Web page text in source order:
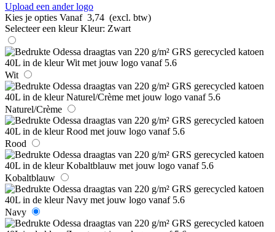
Upload een ander logo
Kies je opties Vanaf 3,74 (excl. btw)
Selecteer een kleur Kleur: Zwart
Wit
Naturel/Crème
Rood
Kobaltblauw
Navy